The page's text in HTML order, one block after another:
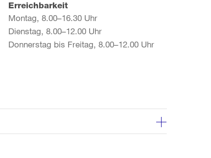
Erreichbarkeit
Montag, 8.00–16.30 Uhr
Dienstag, 8.00–12.00 Uhr
Donnerstag bis Freitag, 8.00–12.00 Uhr